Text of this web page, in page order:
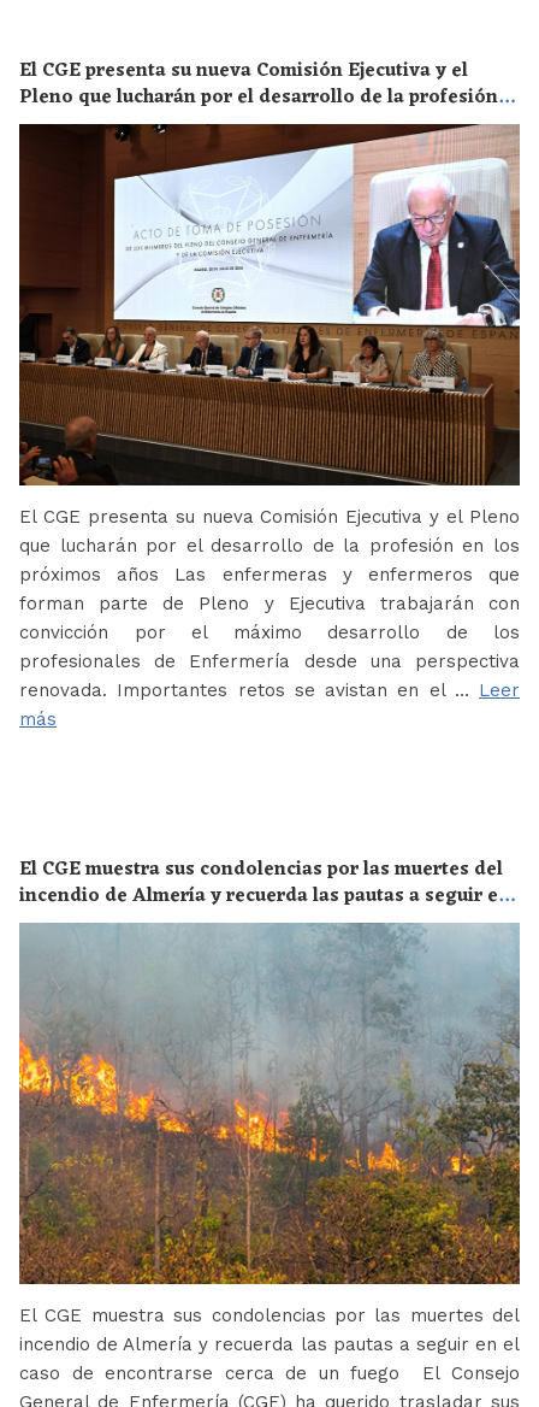
El CGE presenta su nueva Comisión Ejecutiva y el
Pleno que lucharán por el desarrollo de la profesión
en los próximos años
El CGE presenta su nueva Comisión Ejecutiva y el Pleno
que lucharán por el desarrollo de la profesión en los
próximos años Las enfermeras y enfermeros que
forman parte de Pleno y Ejecutiva trabajarán con
convicción por el máximo desarrollo de los
profesionales de Enfermería desde una perspectiva
renovada. Importantes retos se avistan en el … Leer
más
El CGE muestra sus condolencias por las muertes del
incendio de Almería y recuerda las pautas a seguir en
el caso de encontrarse cerca de un fuego
El CGE muestra sus condolencias por las muertes del
incendio de Almería y recuerda las pautas a seguir en el
caso de encontrarse cerca de un fuego El Consejo
General de Enfermería (CGE) ha querido trasladar sus